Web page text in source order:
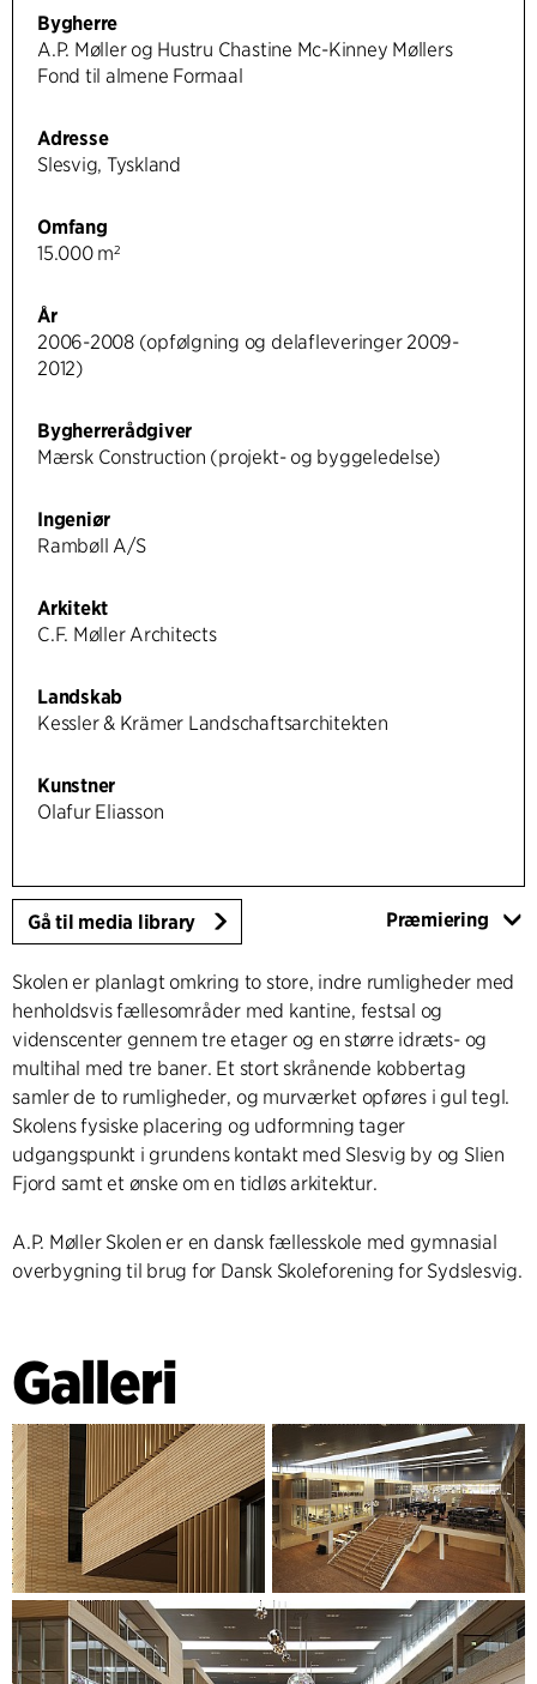
Bygherre
A.P. Møller og Hustru Chastine Mc-Kinney Møllers
Fond til almene Formaal
Adresse
Slesvig, Tyskland
Omfang
15.000 m²
År
2006-2008 (opfølgning og delafleveringer 2009-
2012)
Bygherrerådgiver
Mærsk Construction (projekt- og byggeledelse)
Ingeniør
Rambøll A/S
Arkitekt
C.F. Møller Architects
Landskab
Kessler & Krämer Landschaftsarchitekten
Kunstner
Olafur Eliasson
Gå til media library Præmiering
Skolen er planlagt omkring to store, indre rumligheder med
henholdsvis fællesområder med kantine, festsal og
videnscenter gennem tre etager og en større idræts- og
multihal med tre baner. Et stort skrånende kobbertag
samler de to rumligheder, og murværket opføres i gul tegl.
Skolens fysiske placering og udformning tager
udgangspunkt i grundens kontakt med Slesvig by og Slien
Fjord samt et ønske om en tidløs arkitektur.
A.P. Møller Skolen er en dansk fællesskole med gymnasial
overbygning til brug for Dansk Skoleforening for Sydslesvig.
Galleri